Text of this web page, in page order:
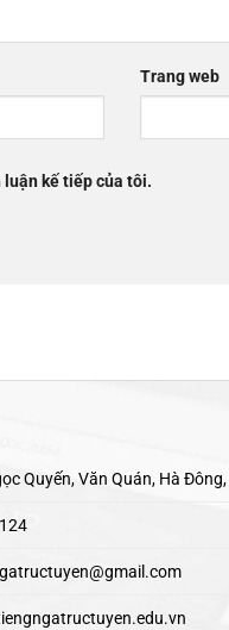
Trang web
kế tiếp của tôi.
Quyến, Văn Quán, Hà